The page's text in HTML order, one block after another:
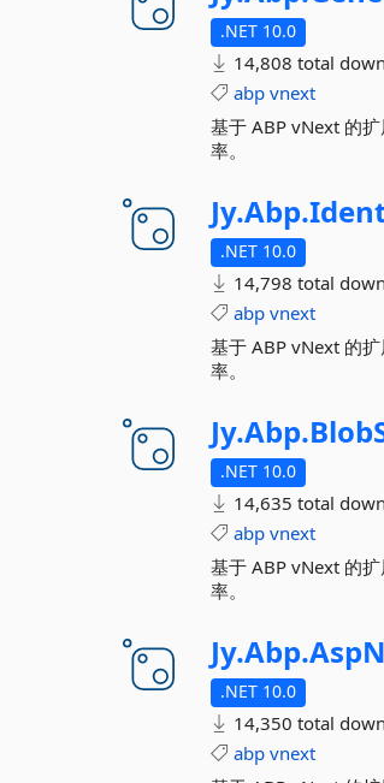
.NET 10.0
14,808 total
abp vnext
基于 ABP vNext 的
率。
Jy.Abp.
.NET 10.0
14,798 total
abp vnext
基于 ABP vNext 的
率。
Jy.Abp.
.NET 10.0
14,635 total
abp vnext
基于 ABP vNext 的
率。
Jy.Abp.
.NET 10.0
14,350 total
abp vnext